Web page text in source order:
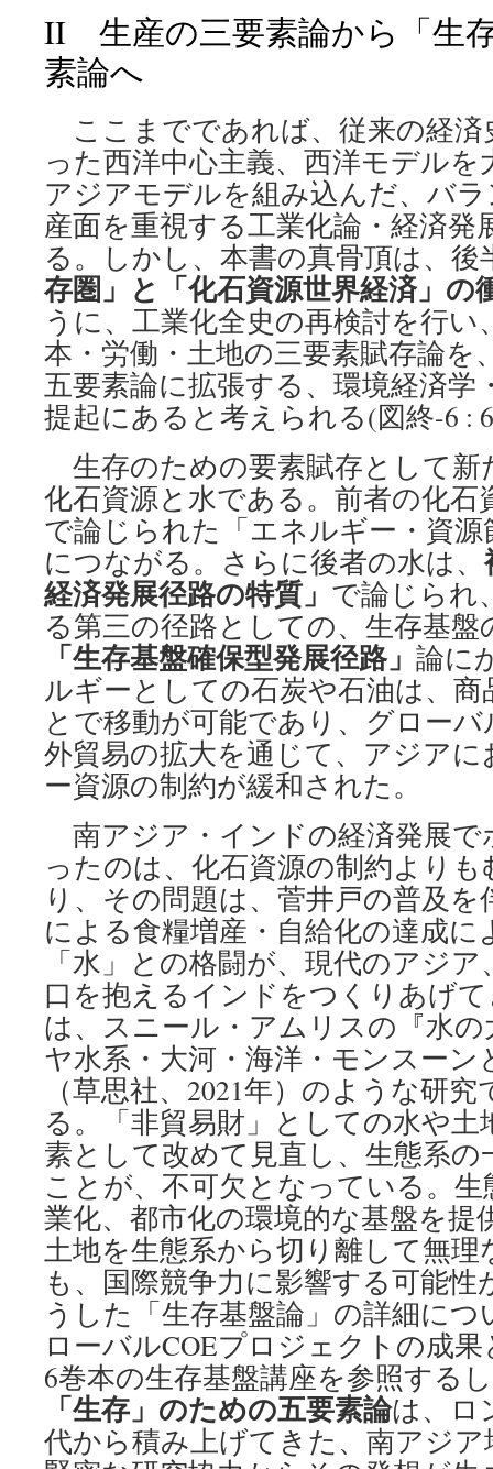
II 生産の三要素論から「生
素論へ
ここまでであれば、従来の経済
った西洋中心主義、西洋モデル
アジアモデルを組み込んだ、バ
産面を重視する工業化論・経済発
る。しかし、本書の真骨頂は、後
存圏」と「化石資源世界経済」の
うに、工業化全史の再検討を行い
本・労働・土地の三要素賦存論を
五要素論に拡張する、環境経済学
提起にあると考えられる(図終-6 :
生存のための要素賦存として新
化石資源と水である。前者の化石
で論じられた「エネルギー・資源
につながる。さらに後者の水は、
経済発展径路の特質」 で論じられ
る第三の径路としての、生存基
「生存基盤確保型発展径路」 論に
ルギーとしての石炭や石油は、
とで移動が可能であり、グロー
外貿易の拡大を通じて、アジア
ー資源の制約が緩和された。
南アジア・インドの経済発展
ったのは、化石資源の制約より
り、その問題は、菅井戸の普及
による食糧増産・自給化の達成
「水」との格闘が、現代のアジ
口を抱えるインドをつくりあげ
は、スニール・アムリスの『水
ヤ水系・大河・海洋・モンスー
（草思社、2021年）のような研
る。「非貿易財」としての水や
素として改めて見直し、生態系
ことが、不可欠となっている。
業化、都市化の環境的な基盤を提
土地を生態系から切り離して無
も、国際競争力に影響する可能性
うした「生存基盤論」の詳細に
ローバルCOEプロジェクトの成
6巻本の生存基盤講座を参照する
「生存」のための五要素論は、ロ
代から積み上げてきた、南アジ